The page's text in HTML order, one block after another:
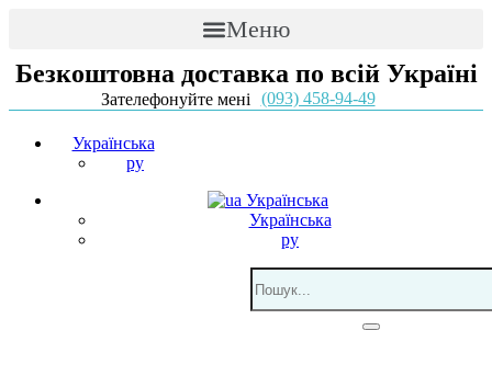
Меню
Безкоштовна доставка по всій Україні
Зателефонуйте мені (093) 458-94-49
Українська
ру
Українська
Українська
ру